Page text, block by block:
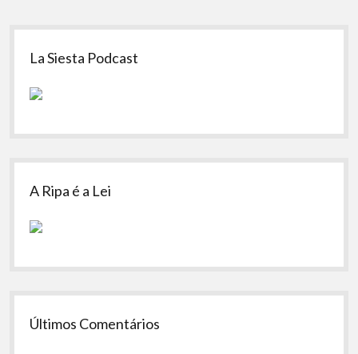
Sidebar
La Siesta Podcast
A Ripa é a Lei
Últimos Comentários